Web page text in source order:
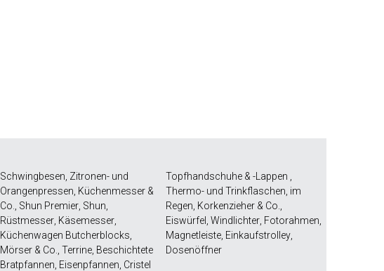
Schwingbesen Zitronen- und
Orangenpressen Küchenmesser &
Co.
Shun Premier Shun
Rüstmesser Käsemesser
Küchenwagen Butcherblocks
Mörser & Co.
Terrine Beschichtete
Bratpfannen Eisenpfannen Cristel
Topfhandschuhe & -Lappen
Thermo- und Trinkflaschen im
Regen Korkenzieher & Co.
Eiswürfel Windlichter Fotorahmen
Magnetleiste Einkaufstrolley
Dosenöffner